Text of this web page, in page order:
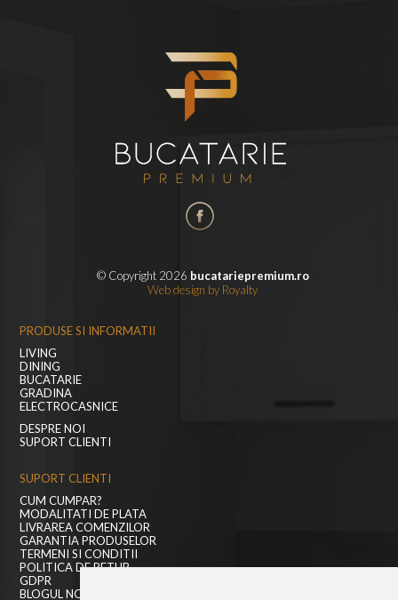
© Copyright 2026 bucatariepremium.ro
Web design by Royalty
PRODUSE SI INFORMATII
LIVING
DINING
BUCATARIE
GRADINA
ELECTROCASNICE
DESPRE NOI
SUPORT CLIENTI
SUPORT CLIENTI
CUM CUMPAR?
MODALITATI DE PLATA
LIVRAREA COMENZILOR
GARANTIA PRODUSELOR
TERMENI SI CONDITII
POLITICA DE RETUR
GDPR
BLOGUL NOSTRU